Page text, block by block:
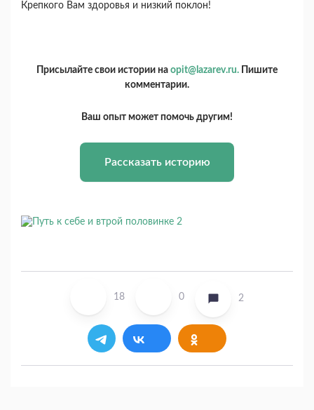
Крепкого Вам здоровья и низкий поклон!
Присылайте свои истории на opit@lazarev.ru. Пишите
комментарии.
Ваш опыт может помочь другим!
Рассказать историю
18 0 2